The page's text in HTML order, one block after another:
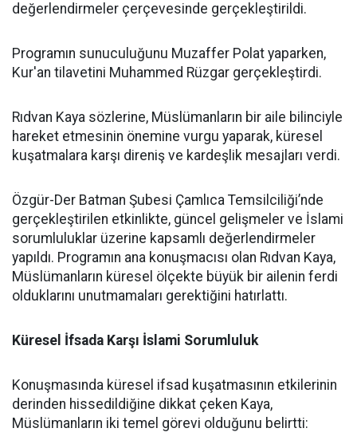
değerlendirmeler çerçevesinde gerçekleştirildi.
Programın sunuculuğunu Muzaffer Polat yaparken,
Kur'an tilavetini Muhammed Rüzgar gerçekleştirdi.
Rıdvan Kaya sözlerine, Müslümanların bir aile bilinciyle
hareket etmesinin önemine vurgu yaparak, küresel
kuşatmalara karşı direniş ve kardeşlik mesajları verdi.
Özgür-Der Batman Şubesi Çamlıca Temsilciliği’nde
gerçekleştirilen etkinlikte, güncel gelişmeler ve İslami
sorumluluklar üzerine kapsamlı değerlendirmeler
yapıldı. Programın ana konuşmacısı olan Rıdvan Kaya,
Müslümanların küresel ölçekte büyük bir ailenin ferdi
olduklarını unutmamaları gerektiğini hatırlattı.
Küresel İfsada Karşı İslami Sorumluluk
Konuşmasında küresel ifsad kuşatmasının etkilerinin
derinden hissedildiğine dikkat çeken Kaya,
Müslümanların iki temel görevi olduğunu belirtti: